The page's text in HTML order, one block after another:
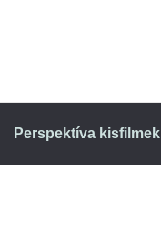
Perspektíva kisfilmek